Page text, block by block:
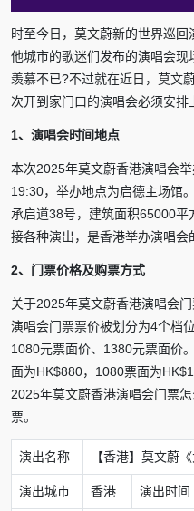
时至今日，莫文蔚新的世界巡
他城市的歌迷们发布的演唱会
羡慕不已?不过就在近日，莫文
次开到家门口的演唱会必须安排
1、演唱会时间地点
本次2025年莫文蔚香港演唱会
19:30，举办地点为启德主场馆
承启道38号，建筑面积65000
接各种演出，是香港举办演唱会
2、门票价格及购票方式
关于2025年莫文蔚香港演唱会
演唱会门票票价被划分为4个档
1080元票面价、1380元票面价
面为HK$880，1080票面为
2025年莫文蔚香港演唱会门票
票。
演出名称 【香港】莫文蔚
演出城市 香港 演出时间